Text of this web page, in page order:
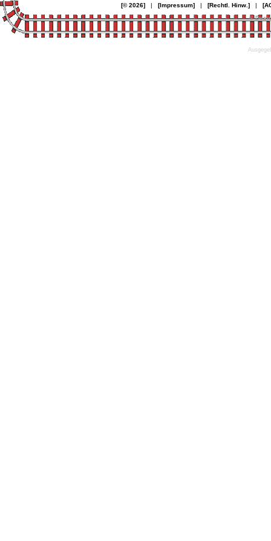
[© 2026]| [Impressum]| [Rechtl. Hinw.]|
©